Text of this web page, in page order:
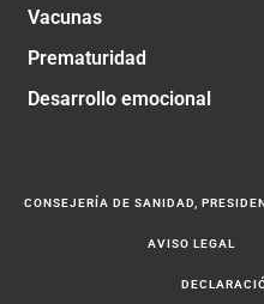
Vacunas
Prematuridad
Desarrollo emocional
CONSEJERÍA DE SANIDAD,
AVISO LEGAL